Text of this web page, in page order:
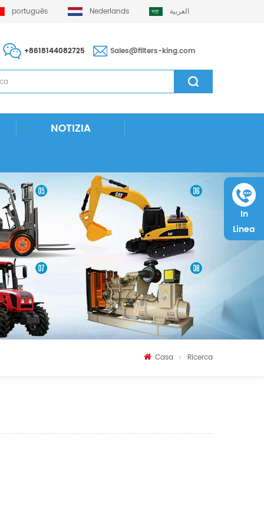
português Nederlands العربية
+8618144082725 Sales@filters-king.com
NOTIZIA
Casa Ricerca
In
Linea